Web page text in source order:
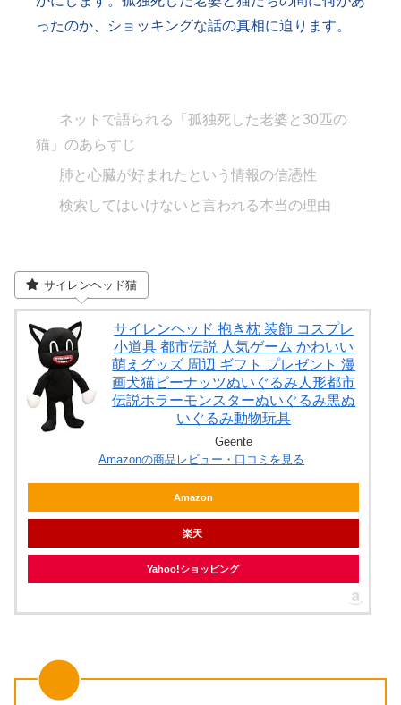
ったのか、ショッキングな話の真相に迫ります。
ネットで語られる「孤独死した老婆と30匹の
猫」のあらすじ
肺と心臓が好まれたという情報の信憑性
検索してはいけないと言われる本当の理由
サイレンヘッド猫
サイレンヘッド 抱き枕 装飾 コスプレ
小道具 都市伝説 人気ゲーム かわいい
萌えグッズ 周辺 ギフト プレゼント 漫
画犬猫ピーナッツぬいぐるみ人形都市
伝説ホラーモンスターぬいぐるみ黒ぬ
いぐるみ動物玩具
Geente
Amazonの商品レビュー・口コミを見る
Amazon
楽天
Yahoo!ショッピング